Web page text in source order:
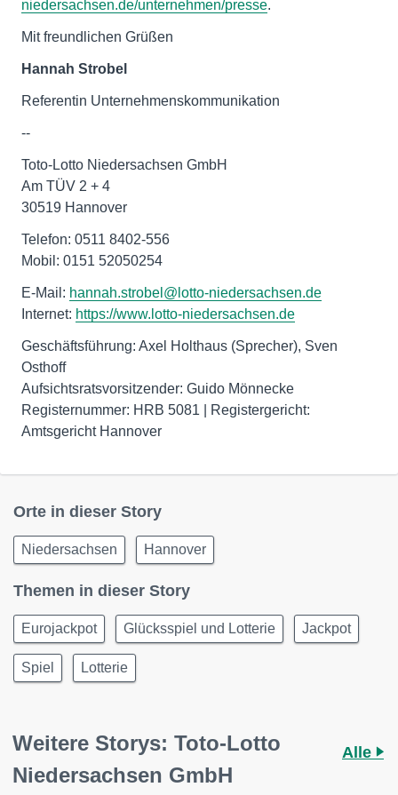
niedersachsen.de/unternehmen/presse.
Mit freundlichen Grüßen
Hannah Strobel
Referentin Unternehmenskommunikation
--
Toto-Lotto Niedersachsen GmbH
Am TÜV 2 + 4
30519 Hannover
Telefon: 0511 8402-556
Mobil: 0151 52050254
E-Mail: hannah.strobel@lotto-niedersachsen.de
Internet: https://www.lotto-niedersachsen.de
Geschäftsführung: Axel Holthaus (Sprecher), Sven
Osthoff
Aufsichtsratsvorsitzender: Guido Mönnecke
Registernummer: HRB 5081 | Registergericht:
Amtsgericht Hannover
Orte in dieser Story
Niedersachsen Hannover
Themen in dieser Story
Eurojackpot Glücksspiel und Lotterie Jackpot
Spiel Lotterie
Weitere Storys: Toto-Lotto
Niedersachsen GmbH
Alle